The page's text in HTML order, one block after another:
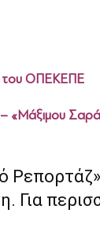
του ΟΠΕΚΕΠΕ
– «Μάξιμου
Για